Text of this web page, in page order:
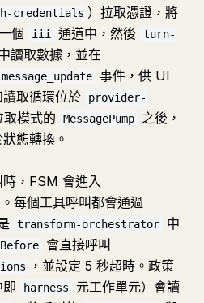
credentials ）拉取憑證，將
個
iii 通道中，然後
turn-
讀取數據，並在
message_update 事件，供 UI
取循環位於
provider-
取模式的 MessagePump
之後，
態轉換。
，FSM 會進入
每個工具呼叫都會通過
transform-orchestrator
中
會直接呼叫
，並設定 5 秒超時。政策
harness
元工作單元）會讀